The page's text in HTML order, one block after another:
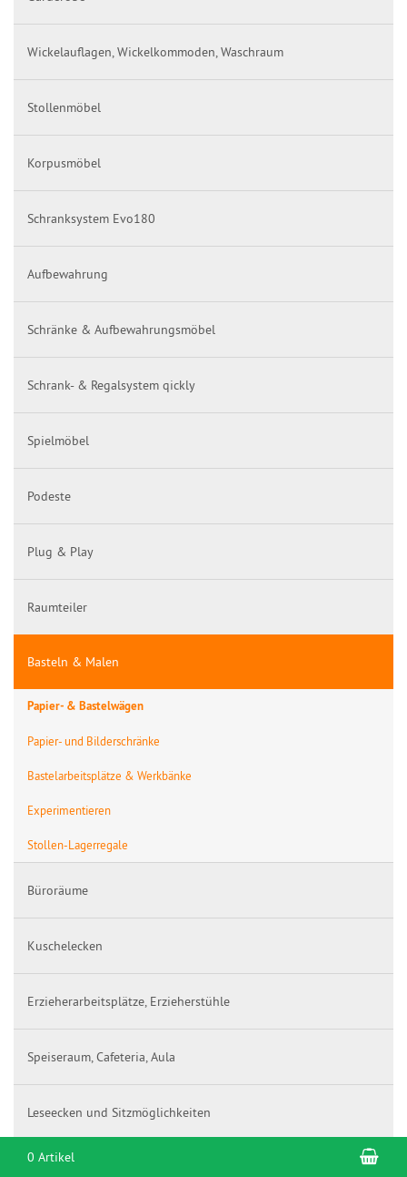
Wickelauflagen, Wickelkommoden, Waschraum
Stollenmöbel
Korpusmöbel
Schranksystem Evo180
Aufbewahrung
Schränke & Aufbewahrungsmöbel
Schrank- & Regalsystem qickly
Spielmöbel
Podeste
Plug & Play
Raumteiler
Basteln & Malen
Papier- & Bastelwägen
Papier- und Bilderschränke
Bastelarbeitsplätze & Werkbänke
Experimentieren
Stollen-Lagerregale
Büroräume
Kuschelecken
Erzieherarbeitsplätze, Erzieherstühle
Speiseraum, Cafeteria, Aula
Leseecken und Sitzmöglichkeiten
0 Artikel